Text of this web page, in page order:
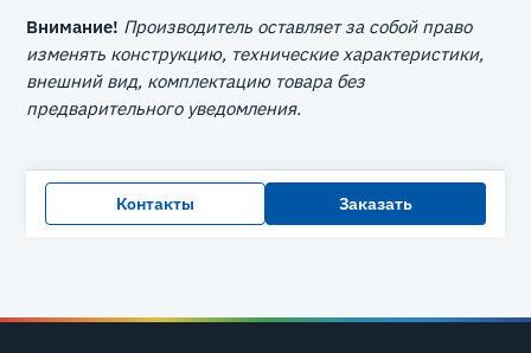
Внимание! Производитель оставляет за собой право
изменять конструкцию, технические характеристики,
внешний вид, комплектацию товара без
предварительного уведомления.
Контакты Заказать